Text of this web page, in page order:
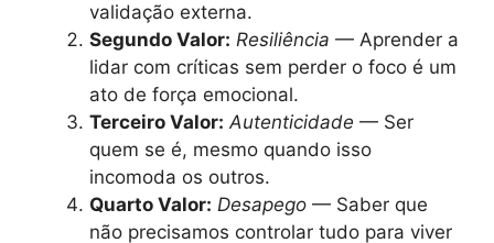
validação externa.
Segundo Valor: Resiliência — Aprender a
lidar com críticas sem perder o foco é um
ato de força emocional.
Terceiro Valor: Autenticidade — Ser
quem se é, mesmo quando isso
incomoda os outros.
Quarto Valor: Desapego — Saber que
não precisamos controlar tudo para viver